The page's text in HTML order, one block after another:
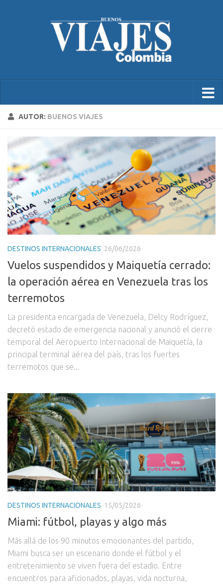
AUTOR: BUENOS VIAJES
DESTINOS INTERNACIONALES 26/06/2026
Vuelos suspendidos y Maiquetía cerrado:
la operación aérea en Venezuela tras los
terremotos
La presidenta encargada de Venezuela, Delcy Rodríguez,
decretó estado de emergencia nacional y anunció el cierre
temporal del Aeropuerto Internacional de Maiquetía, la
principal terminal aérea del país, tras los fuertes
terremotos que se...
DESTINOS INTERNACIONALES 15/05/2026
Miami: fútbol, playas y algo más
Más allá de los 90 minutos emocionantes del partido,
Miami busca ser un escenario donde el fútbol y el
entretenimiento se viven fuera del estadio. Entre
encuentros para aficionados, playas, vida nocturna,